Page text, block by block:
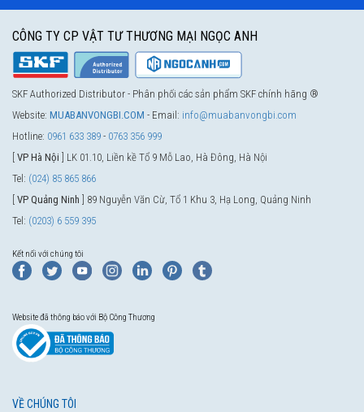
CÔNG TY CP VẬT TƯ THƯƠNG MẠI NGỌC ANH
SKF Authorized Distributor - Phân phối các sản phẩm SKF chính hãng ®
Website: MUABANVONGBI.COM - Email: info@muabanvongbi.com
Hotline: 0961 633 389 - 0763 356 999
VP Hà Nội ] LK 01.10, Liền kề Tổ 9 Mỗ Lao, Hà Đông, Hà Nội
Tel: (024) 85 865 866
VP Quảng Ninh ] 89 Nguyễn Văn Cừ, Tổ 1 Khu 3, Hạ Long, Quảng Ninh
Tel: (0203) 6 559 395
Kết nối với chúng tôi
Website đã thông báo với Bộ Công Thương
VỀ CHÚNG TÔI